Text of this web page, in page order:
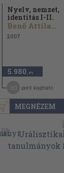
MEGNÉZEM
Nyelv, nemzet,
identitás I-II.
Benő Attila...
2007
5.980 ,-Ft
pont kapható